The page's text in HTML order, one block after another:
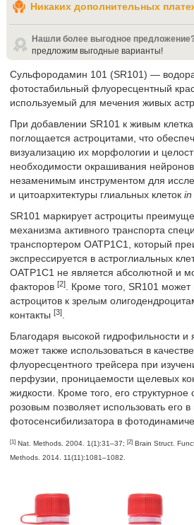
Никаких дополнительных
Нашли более выгодное
предложим выгодные варианты!
Сульфородамин 101 (SR101) —
фотостабильный флуоресцентный
используемый для мечения живых
При добавлении SR101 к живым
поглощается астроцитами, что
визуализацию их морфологии и
необходимости окрашивания
незаменимым инструментом для
и цитоархитектуры глиальных клеток in
SR101 маркирует астроциты
механизма активного транспорта
транспортером OATP1C1, который
экспрессируется в астроглиальных
OATP1C1 не является абсолютной и
факторов [2]. Кроме того, SR101
астроцитов к зрелым
контакты [3].
Благодаря высокой гидрофильности и
может также использоваться в
флуоресцентного трейсера при
перфузии, проницаемости щелевых
жидкости. Кроме того, его структурное
розовым позволяет использовать его
фотосенсибилизатора в
[1] Nat. Methods. 2004. 1(1):31–37; [2] Brain Struct.
Methods. 2014. 11(11):1081–1082.